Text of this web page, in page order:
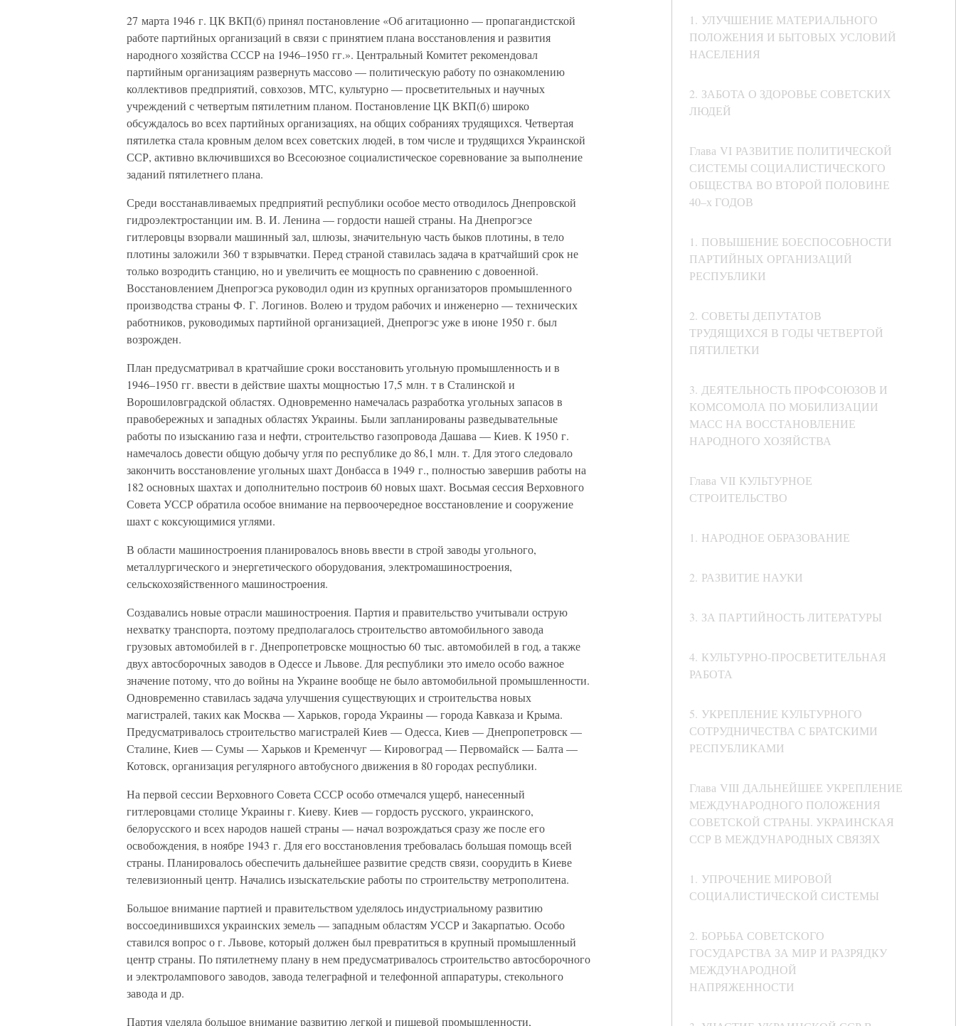
1. УЛУЧШЕНИЕ МАТЕРИАЛЬНОГО
ПОЛОЖЕНИЯ И БЫТОВЫХ УСЛОВИЙ
НАСЕЛЕНИЯ
2. ЗАБОТА О ЗДОРОВЬЕ СОВЕТСКИХ
ЛЮДЕЙ
Глава VI РАЗВИТИЕ ПОЛИТИЧЕСКОЙ
СИСТЕМЫ СОЦИАЛИСТИЧЕСКОГО
ОБЩЕСТВА ВО ВТОРОЙ ПОЛОВИНЕ
40–х ГОДОВ
1. ПОВЫШЕНИЕ БОЕСПОСОБНОСТИ
ПАРТИЙНЫХ ОРГАНИЗАЦИЙ
РЕСПУБЛИКИ
2. СОВЕТЫ ДЕПУТАТОВ
ТРУДЯЩИХСЯ В ГОДЫ ЧЕТВЕРТОЙ
ПЯТИЛЕТКИ
3. ДЕЯТЕЛЬНОСТЬ ПРОФСОЮЗОВ И
КОМСОМОЛА ПО МОБИЛИЗАЦИИ
МАСС НА ВОССТАНОВЛЕНИЕ
НАРОДНОГО ХОЗЯЙСТВА
Глава VII КУЛЬТУРНОЕ
СТРОИТЕЛЬСТВО
1. НАРОДНОЕ ОБРАЗОВАНИЕ
2. РАЗВИТИЕ НАУКИ
3. ЗА ПАРТИЙНОСТЬ ЛИТЕРАТУРЫ
4. КУЛЬТУРНО-ПРОСВЕТИТЕЛЬНАЯ
РАБОТА
5. УКРЕПЛЕНИЕ КУЛЬТУРНОГО
СОТРУДНИЧЕСТВА С БРАТСКИМИ
РЕСПУБЛИКАМИ
Глава VIII ДАЛЬНЕЙШЕЕ УКРЕПЛЕНИЕ
МЕЖДУНАРОДНОГО ПОЛОЖЕНИЯ
СОВЕТСКОЙ СТРАНЫ. УКРАИНСКАЯ
ССР В МЕЖДУНАРОДНЫХ СВЯЗЯХ
1. УПРОЧЕНИЕ МИРОВОЙ
СОЦИАЛИСТИЧЕСКОЙ СИСТЕМЫ
2. БОРЬБА СОВЕТСКОГО
ГОСУДАРСТВА ЗА МИР И РАЗРЯДКУ
МЕЖДУНАРОДНОЙ
НАПРЯЖЕННОСТИ
27 марта 1946 г. ЦК ВКП(б) принял постановление «Об агитационно — пропагандистской
работе партийных организаций в связи с принятием плана восстановления и развития
народного хозяйства СССР на 1946–1950 гг.». Центральный Комитет рекомендовал
партийным организациям развернуть массово — политическую работу по ознакомлению
коллективов предприятий, совхозов, МТС, культурно — просветительных и научных
учреждений с четвертым пятилетним планом. Постановление ЦК ВКП(б) широко
обсуждалось во всех партийных организациях, на общих собраниях трудящихся. Четвертая
пятилетка стала кровным делом всех советских людей, в том числе и трудящихся Украинской
ССР, активно включившихся во Всесоюзное социалистическое соревнование за выполнение
заданий пятилетнего плана.
Среди восстанавливаемых предприятий республики особое место отводилось Днепровской
гидроэлектростанции им. В. И. Ленина — гордости нашей страны. На Днепрогэсе
гитлеровцы взорвали машинный зал, шлюзы, значительную часть быков плотины, в тело
плотины заложили 360 т взрывчатки. Перед страной ставилась задача в кратчайший срок не
только возродить станцию, но и увеличить ее мощность по сравнению с довоенной.
Восстановлением Днепрогэса руководил один из крупных организаторов промышленного
производства страны Ф. Г. Логинов. Волею и трудом рабочих и инженерно — технических
работников, руководимых партийной организацией, Днепрогэс уже в июне 1950 г. был
возрожден.
План предусматривал в кратчайшие сроки восстановить угольную промышленность и в
1946–1950 гг. ввести в действие шахты мощностью 17,5 млн. т в Сталинской и
Ворошиловградской областях. Одновременно намечалась разработка угольных запасов в
правобережных и западных областях Украины. Были запланированы разведывательные
работы по изысканию газа и нефти, строительство газопровода Дашава — Киев. К 1950 г.
намечалось довести общую добычу угля по республике до 86,1 млн. т. Для этого следовало
закончить восстановление угольных шахт Донбасса в 1949 г., полностью завершив работы на
182 основных шахтах и дополнительно построив 60 новых шахт. Восьмая сессия Верховного
Совета УССР обратила особое внимание на первоочередное восстановление и сооружение
шахт с коксующимися углями.
В области машиностроения планировалось вновь ввести в строй заводы угольного,
металлургического и энергетического оборудования, электромашиностроения,
сельскохозяйственного машиностроения.
Создавались новые отрасли машиностроения. Партия и правительство учитывали острую
нехватку транспорта, поэтому предполагалось строительство автомобильного завода
грузовых автомобилей в г. Днепропетровске мощностью 60 тыс. автомобилей в год, а также
двух автосборочных заводов в Одессе и Львове. Для республики это имело особо важное
значение потому, что до войны на Украине вообще не было автомобильной промышленности.
Одновременно ставилась задача улучшения существующих и строительства новых
магистралей, таких как Москва — Харьков, города Украины — города Кавказа и Крыма.
Предусматривалось строительство магистралей Киев — Одесса, Киев — Днепропетровск —
Сталине, Киев — Сумы — Харьков и Кременчуг — Кировоград — Первомайск — Балта —
Котовск, организация регулярного автобусного движения в 80 городах республики.
На первой сессии Верховного Совета СССР особо отмечался ущерб, нанесенный
гитлеровцами столице Украины г. Киеву. Киев — гордость русского, украинского,
белорусского и всех народов нашей страны — начал возрождаться сразу же после его
освобождения, в ноябре 1943 г. Для его восстановления требовалась большая помощь всей
страны. Планировалось обеспечить дальнейшее развитие средств связи, соорудить в Киеве
телевизионный центр. Начались изыскательские работы по строительству метрополитена.
Большое внимание партией и правительством уделялось индустриальному развитию
воссоединившихся украинских земель — западным областям УССР и Закарпатью. Особо
ставился вопрос о г. Львове, который должен был превратиться в крупный промышленный
центр страны. По пятилетнему плану в нем предусматривалось строительство автосборочного
и электролампового заводов, завода телеграфной и телефонной аппаратуры, стекольного
завода и др.
Партия уделяла большое внимание развитию легкой и пищевой промышленности,